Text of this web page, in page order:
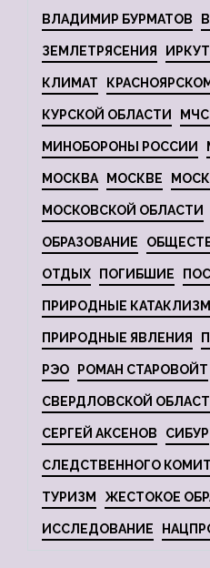
ВЛАДИМИР БУРМАТОВ
ЗЕМЛЕТРЯСЕНИЯ
КЛИМАТ
КУРСКОЙ ОБЛАСТИ
МИНОБОРОНЫ РОССИИ
МОСКВА МОСКВЕ
МОСКОВСКОЙ ОБЛАСТИ
ОБРАЗОВАНИЕ
ОТДЫХ ПОГИБШИЕ
ПРИРОДНЫЕ
ПРИРОДНЫЕ ЯВЛЕНИЯ
РЭО РОМАН СТАРОВОЙТ
СВЕРДЛОВСКОЙ
СЕРГЕЙ АКСЕНОВ СИБУР
СЛЕДСТВЕННОГО
ТУРИЗМ ЖЕСТОКОЕ
ИССЛЕДОВАНИЕ